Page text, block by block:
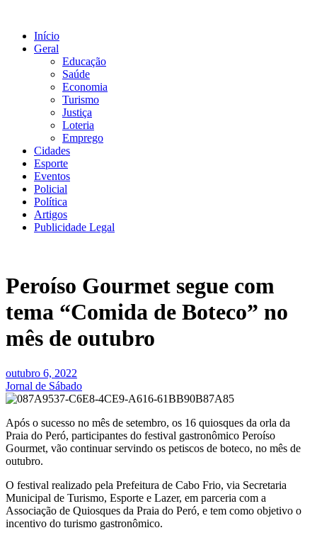
conteúdo
Início
Geral
Educação
Saúde
Economia
Turismo
Justiça
Loteria
Emprego
Cidades
Esporte
Eventos
Policial
Política
Artigos
Publicidade Legal
Peroíso Gourmet segue com
tema “Comida de Boteco” no
mês de outubro
outubro 6, 2022
Jornal de Sábado
Após o sucesso no mês de setembro, os 16 quiosques da orla da
Praia do Peró, participantes do festival gastronômico Peroíso
Gourmet, vão continuar servindo os petiscos de boteco, no mês de
outubro.
O festival realizado pela Prefeitura de Cabo Frio, via Secretaria
Municipal de Turismo, Esporte e Lazer, em parceria com a
Associação de Quiosques da Praia do Peró, e tem como objetivo o
incentivo do turismo gastronômico.